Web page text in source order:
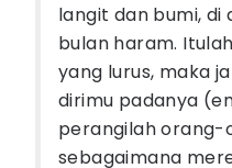
langit dan bumi,
bulan haram.
yang lurus, maka
dirimu padanya
perangilah orang-
sebagaimana